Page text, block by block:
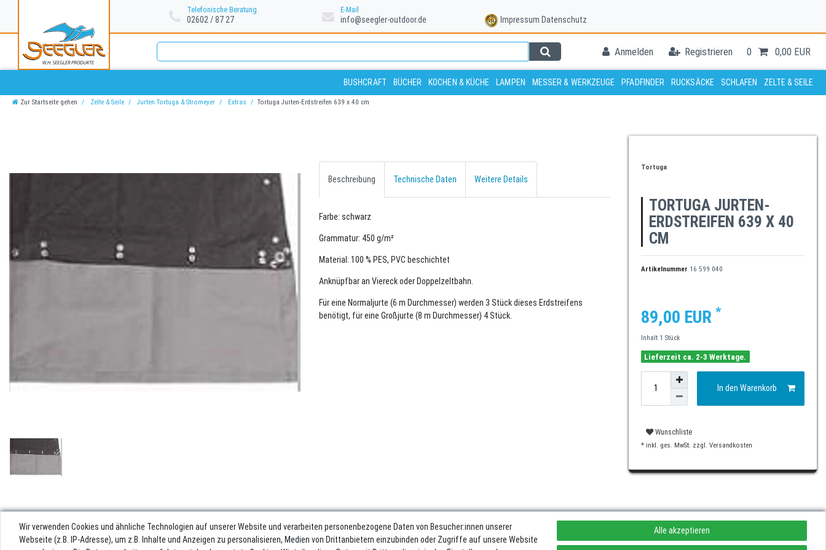
Telefonische Beratung
02602 / 87 27
E-Mail
info@seegler-outdoor.de Impressum Datenschutz
Anmelden Registrieren 0 0,00 EUR
BUSHCRAFT BÜCHER KOCHEN & KÜCHE LAMPEN MESSER & WERKZEUGE PFADFINDER RUCKSÄCKE SCHLAFEN ZELTE & SEILE
Zur Startseite gehen Zelte & Seile Jurten Tortuga & Stromeyer Extras Tortuga Jurten-Erdstreifen 639 x 40 cm
Beschreibung Technische Daten Weitere Details
Farbe: schwarz
Grammatur: 450 g/m²
Material: 100 % PES, PVC beschichtet
Anknüpfbar an Viereck oder Doppelzeltbahn.
Für eine Normaljurte (6 m Durchmesser) werden 3 Stück dieses Erdstreifens
benötigt, für eine Großjurte (8 m Durchmesser) 4 Stück.
Tortuga
TORTUGA JURTEN-
ERDSTREIFEN 639 X 40
CM
Artikelnummer 16 599 040
89,00 EUR *
Inhalt 1 Stück
Lieferzeit ca. 2-3 Werktage.
In den Warenkorb
Wunschliste
* inkl. ges. MwSt. zzgl. Versandkosten
Wir verwenden Cookies und ähnliche Technologien auf unserer Website und verarbeiten personenbezogene Daten von Besucher:innen unserer
Webseite (z.B. IP-Adresse), um z.B. Inhalte und Anzeigen zu personalisieren, Medien von Drittanbietern einzubinden oder Zugriffe auf unsere Website
Alle akzeptieren